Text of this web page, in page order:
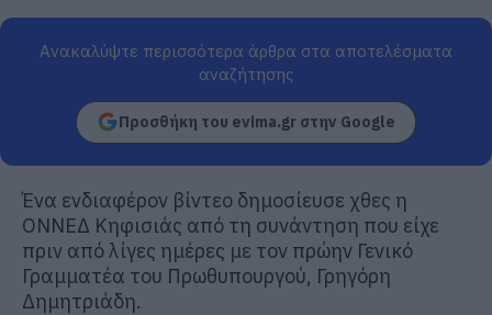
Ανακαλύψτε περισσότερα άρθρα στα αποτελέσματα
αναζήτησης
Προσθήκη του evima.gr στην Google
Ένα ενδιαφέρον βίντεο δημοσίευσε χθες η
ΟΝΝΕΔ Κηφισιάς από τη συνάντηση που είχε
πριν από λίγες ημέρες με τον πρώην Γενικό
Γραμματέα του Πρωθυπουργού, Γρηγόρη
Δημητριάδη.